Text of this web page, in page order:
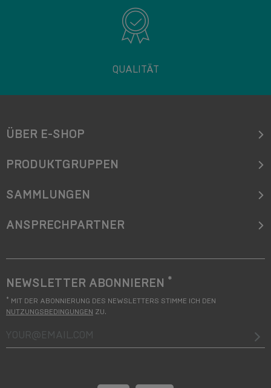
QUALITÄT
ÜBER E-SHOP
PRODUKTGRUPPEN
SAMMLUNGEN
ANSPRECHPARTNER
NEWSLETTER ABONNIEREN *
* MIT DER ABONNIERUNG DES NEWSLETTERS STIMME ICH DEN
NUTZUNGSBEDINGUNGEN ZU.
your@email.com